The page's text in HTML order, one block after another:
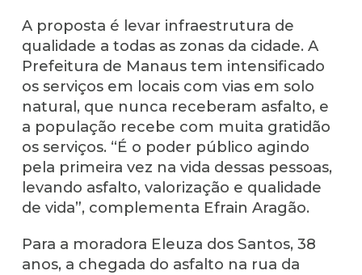
A proposta é levar infraestrutura de
qualidade a todas as zonas da cidade. A
Prefeitura de Manaus tem intensificado
os serviços em locais com vias em solo
natural, que nunca receberam asfalto, e
a população recebe com muita gratidão
os serviços. “É o poder público agindo
pela primeira vez na vida dessas pessoas,
levando asfalto, valorização e qualidade
de vida”, complementa Efrain Aragão.
Para a moradora Eleuza dos Santos, 38
anos, a chegada do asfalto na rua da